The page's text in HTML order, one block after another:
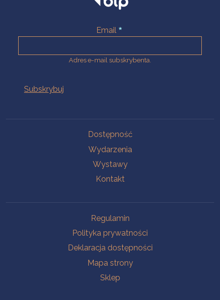
Email
Adres e-mail subskrybenta.
Dostępność
Wydarzenia
Wystawy
Kontakt
Regulamin
Polityka prywatności
Deklaracja dostępności
Mapa strony
Sklep